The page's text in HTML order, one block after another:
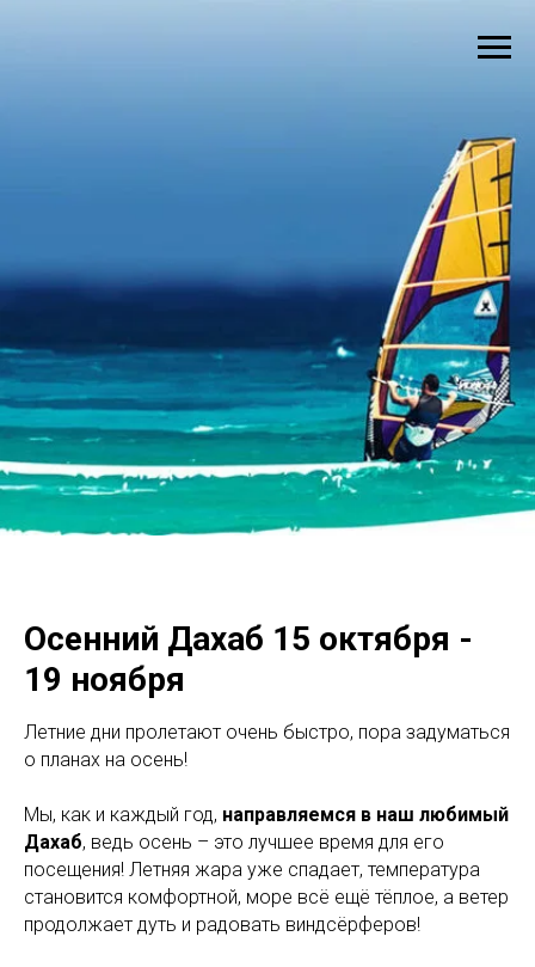
Осенний Дахаб 15 октября -
19 ноября
Летние дни пролетают очень быстро, пора задуматься
о планах на осень!
Мы, как и каждый год, направляемся в наш любимый
Дахаб, ведь осень – это лучшее время для его
посещения! Летняя жара уже спадает, температура
становится комфортной, море всё ещё тёплое, а ветер
продолжает дуть и радовать виндсёрферов!